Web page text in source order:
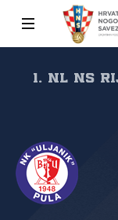
1. NL NS